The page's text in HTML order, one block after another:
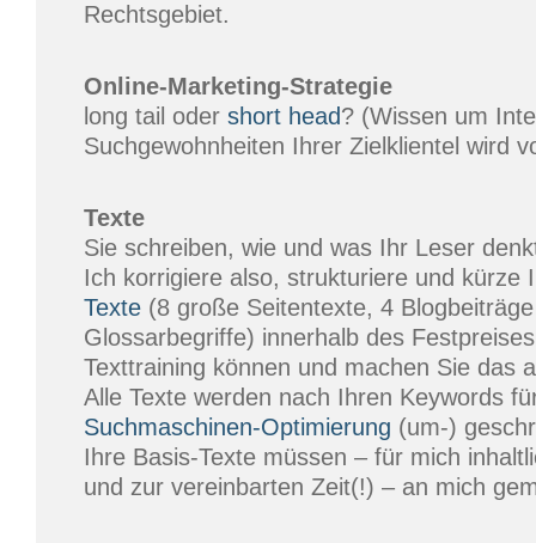
Rechtsgebiet.
Online-Marketing-Strategie
long tail oder short head? (Wissen um
Suchgewohnheiten Ihrer Zielklientel wird
Texte
Sie schreiben, wie und was Ihr Leser
Ich korrigiere also, strukturiere und kürze
Texte (8 große Seitentexte, 4
Glossarbegriffe) innerhalb des
Texttraining können und machen Sie das
Alle Texte werden nach Ihren Keywords
Suchmaschinen-Optimierung (um-)
Ihre Basis-Texte müssen – für mich
und zur vereinbarten Zeit(!) – an mich